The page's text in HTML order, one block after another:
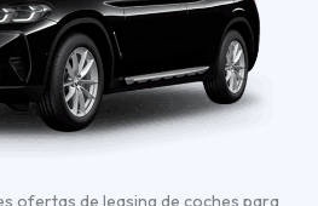
ofertas de leasing de coches para